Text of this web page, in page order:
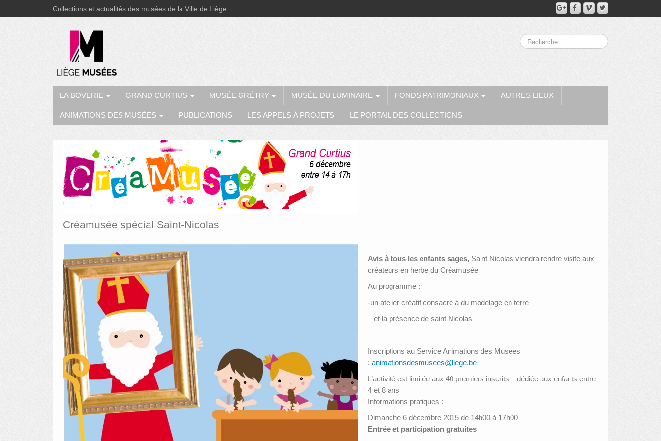
Collections et actualités des musées de la Ville de Liège
LA BOVERIE GRAND CURTIUS MUSÉE GRÉTRY MUSÉE DU LUMINAIRE FONDS PATRIMONIAUX AUTRES LIEUX
ANIMATIONS DES MUSÉES PUBLICATIONS LES APPELS À PROJETS LE PORTAIL DES COLLECTIONS
Créamusée spécial Saint-Nicolas
Avis à tous les enfants sages, Saint Nicolas viendra rendre visite aux
créateurs en herbe du Créamusée
Au programme :
-un atelier créatif consacré à du modelage en terre
– et la présence de saint Nicolas
Inscriptions au Service Animations des Musées
: animationsdesmusees@liege.be
L’activité est limitée aux 40 premiers inscrits – dédiée aux enfants entre
4 et 8 ans
Informations pratiques :
Dimanche 6 décembre 2015 de 14h00 à 17h00
Entrée et participation gratuites